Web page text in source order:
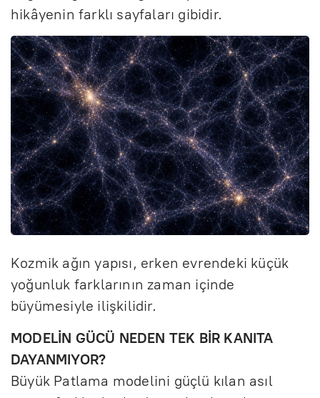
hikâyenin farklı sayfaları gibidir.
Kozmik ağın yapısı, erken evrendeki küçük
yoğunluk farklarının zaman içinde
büyümesiyle ilişkilidir.
MODELİN GÜCÜ NEDEN TEK BİR KANITA
DAYANMIYOR?
Büyük Patlama modelini güçlü kılan asıl